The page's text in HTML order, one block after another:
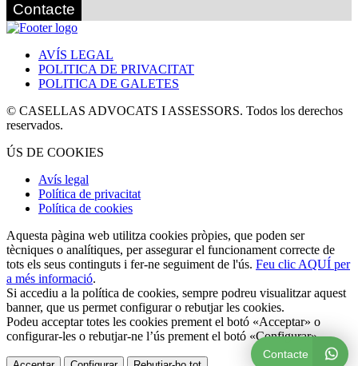
Contacte
AVÍS LEGAL
POLITICA DE PRIVACITAT
POLITICA DE GALETES
© CASELLAS ADVOCATS I ASSESSORS. Todos los derechos
reservados.
ÚS DE COOKIES
Avís legal
Política de privacitat
Política de cookies
Aquesta pàgina web utilitza cookies pròpies, que poden ser
tècniques o analítiques, per assegurar el funcionament correcte de
tots els seus continguts i fer-ne seguiment de l'ús. Feu clic AQUÍ per
a més informació.
Si accediu a la política de cookies, sempre podreu visualitzar aquest
banner, que us permet configurar o rebutjar les cookies.
Podeu acceptar totes les cookies prement el botó «Acceptar» o
configurar-les o rebutjar-ne l’ús prement el botó «Configurar».
Contacte